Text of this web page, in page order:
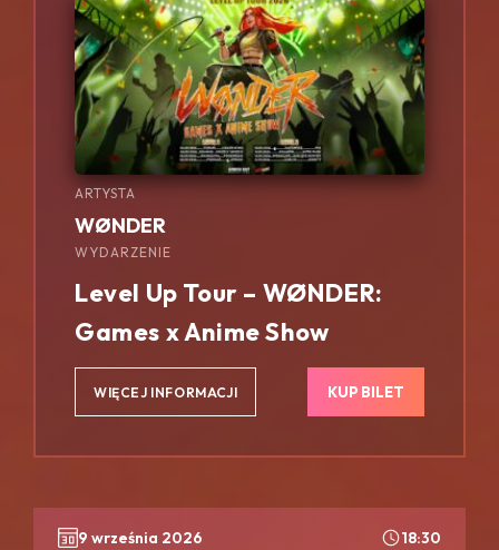
ARTYSTA
WØNDER
WYDARZENIE
Level Up Tour – WØNDER:
Games x Anime Show
WIĘCEJ INFORMACJI KUP BILET
9 września 2026 18:30